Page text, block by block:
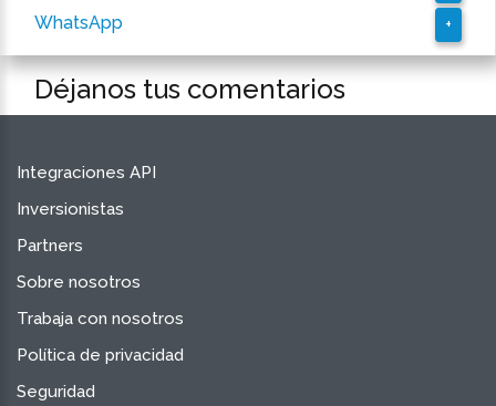
WhatsApp +
Déjanos tus comentarios
Integraciones API
Inversionistas
Partners
Sobre nosotros
Trabaja con nosotros
Política de privacidad
Seguridad